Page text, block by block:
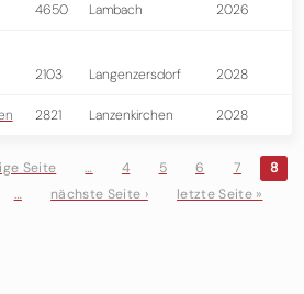
4650 Lambach 2026
2103 Langenzersdorf 2028
2821 Lanzenkirchen 2028
Seite … 4 5 6 7
8
… nächste Seite › letzte Seite »